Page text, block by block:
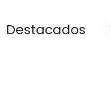
Destacados